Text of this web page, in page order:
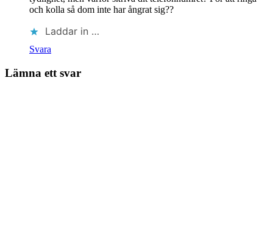
och kolla så dom inte har ångrat sig??
Laddar in …
Svara
Lämna ett svar